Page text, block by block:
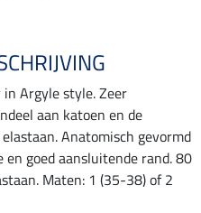
Argyle style. Zeer
aan katoen en de
Anatomisch gevormd
en goed aansluitende rand. 80
Maten: 1 (35-38) of 2